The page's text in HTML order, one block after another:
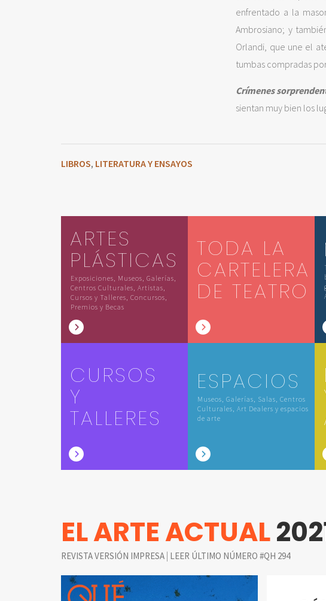
enfrentado a la
Ambrosiano; y
Orlandi, que une el
tumbas compradas
Crímenes
sientan muy bien los
LIBROS, LITERATURA Y ENSAYOS
ARTES
PLÁSTICAS
Exposiciones, Museos, Galerías,
Centros Culturales, Artistas,
Cursos y Talleres, Concursos,
Premios y Becas
TODA LA
CARTELERA
DE TEATRO
CURSOS
Y
TALLERES
ESPACIOS
Museos, Galerías, Salas, Centros
Culturales, Art Dealers y espacios
de arte
EL ARTE ACTUAL
REVISTA VERSIÓN IMPRESA | LEER ÚLTIMO NÚMERO #QH 294